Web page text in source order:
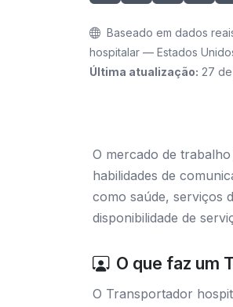
Baseado em dados
hospitalar — Estados
Última atualização: 27
O mercado de
habilidades de
como saúde, serviços
disponibilidade de
O que faz um
O Transportador